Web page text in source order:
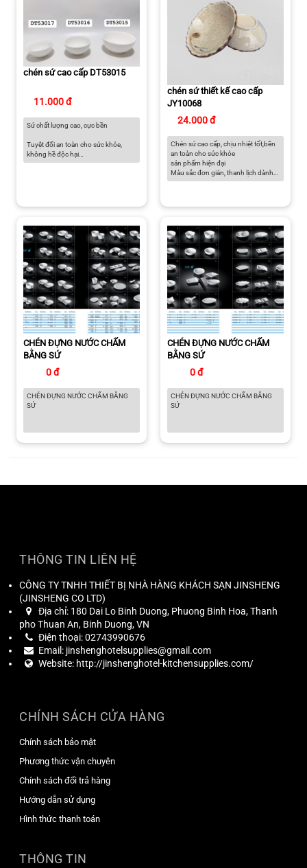
chén sứ cao cấp DT53015
11.000 đ
Sứ chất lượng cao, cực bền
Tuyệt đối an toàn cho sức khỏe,
không hề độc hại
chén sứ thiết kế cao cấp
JY10068
24.000 đ
Chén sứ cao cấp, chịu nhiệt tốt,bền
an toàn cho sức khỏe
sản phẩm hiện đại
Màu sắc đơn giản, thanh lịch dành
cho căn bếp hiện đại
CHÉN ĐỰNG NƯỚC CHẤM
BẰNG SỨ
0 đ
CHÉN ĐỰNG NƯỚC CHẤM BẰNG
SỨ
CHÉN ĐỰNG NƯỚC CHẤM
BẰNG SỨ
0 đ
CHÉN ĐỰNG NƯỚC CHẤM BẰNG
SỨ
THÔNG TIN LIÊN HỆ
CÔNG TY TNHH THIẾT BỊ NHÀ HÀNG KHÁCH SẠN JINSHENG
(JINSHENG CO LTD)
Địa chỉ: 180 Dai Lo Binh Duong, Phuong Binh Hoa, Thanh
pho Thuan An, Binh Duong, VN
Điện thoại:02743990676
Email: jinshenghotelsupplies@gmail.com
Website: http://jinshenghotel-kitchensupplies.com/
CHÍNH SÁCH CỬA HÀNG
Chính sách bảo mật
Phương thức vận chuyên
Chính sách đổi trả hàng
Hướng dẫn sử dụng
Hình thức thanh toán
THÔNG TIN